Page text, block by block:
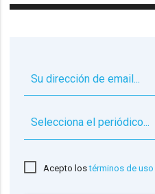
Acepto lostérminos de uso